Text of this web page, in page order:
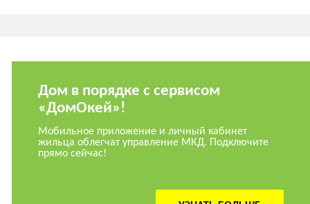
Дом в порядке с сервисом
«ДомОкей»!
Мобильное приложение и личный кабинет
жильца облегчат управление МКД. Подключите
прямо сейчас!